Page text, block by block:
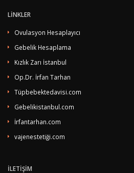
LİNKLER
Ovulasyon Hesaplayıcı
Gebelik Hesaplama
Kızlık Zarı İstanbul
Op.Dr. İrfan Tarhan
Tüpbebektedavisi.com
Gebelikistanbul.com
İrfantarhan.com
vajenestetiği.com
İLETİŞİM